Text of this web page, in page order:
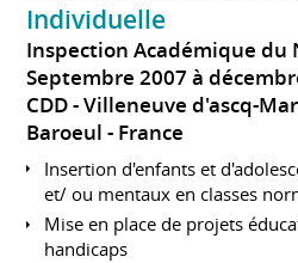
Individuelle
Inspection Académique du
Septembre 2007 à
CDD
Villeneuve d'ascq-
Baroeul
France
Insertion d'enfants et
et/ ou mentaux en classes
Mise en place de projets
handicaps